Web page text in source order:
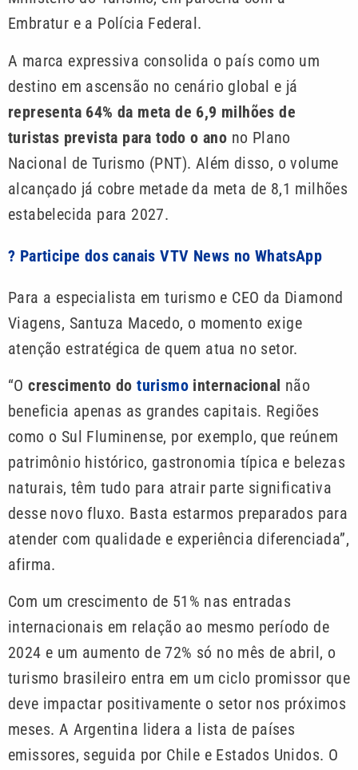
Embratur e a Polícia Federal.
A marca expressiva consolida o país como um
destino em ascensão no cenário global e já
representa 64% da meta de 6,9 milhões de
turistas prevista para todo o ano no Plano
Nacional de Turismo (PNT). Além disso, o volume
alcançado já cobre metade da meta de 8,1 milhões
estabelecida para 2027.
? Participe dos canais VTV News no WhatsApp
Para a especialista em turismo e CEO da Diamond
Viagens, Santuza Macedo, o momento exige
atenção estratégica de quem atua no setor.
“Ocrescimento doturismo internacional não
beneficia apenas as grandes capitais. Regiões
como o Sul Fluminense, por exemplo, que reúnem
patrimônio histórico, gastronomia típica e belezas
naturais, têm tudo para atrair parte significativa
desse novo fluxo. Basta estarmos preparados para
atender com qualidade e experiência diferenciada”,
afirma.
Com um crescimento de 51% nas entradas
internacionais em relação ao mesmo período de
2024 e um aumento de 72% só no mês de abril, o
turismo brasileiro entra em um ciclo promissor que
deve impactar positivamente o setor nos próximos
meses. A Argentina lidera a lista de países
emissores, seguida por Chile e Estados Unidos. O